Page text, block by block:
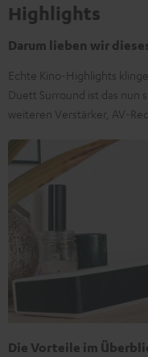
Highlights
Darum lieben wir
Echte Kino-Highlights
Duett Surround ist das nun
weiteren Verstärker, AV-
Die Vorteile im